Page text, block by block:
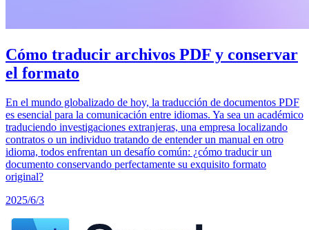
Cómo traducir archivos PDF y conservar
el formato
En el mundo globalizado de hoy, la traducción de documentos PDF
es esencial para la comunicación entre idiomas. Ya sea un académico
traduciendo investigaciones extranjeras, una empresa localizando
contratos o un individuo tratando de entender un manual en otro
idioma, todos enfrentan un desafío común: ¿cómo traducir un
documento conservando perfectamente su exquisito formato
original?
2025/6/3